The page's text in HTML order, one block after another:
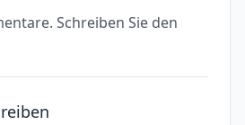
Schreiben Sie den